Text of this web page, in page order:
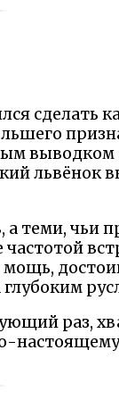
сделать
выводком
львёнок
а теми, чьи
раз,